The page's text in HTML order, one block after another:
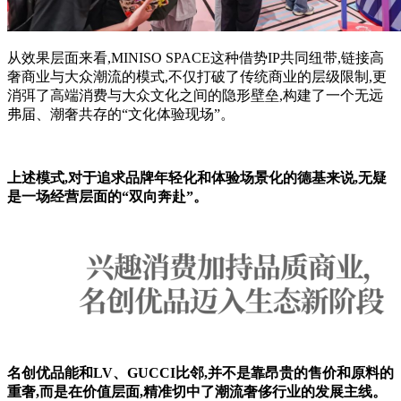
从效果层面来看,MINISO SPACE这种借势IP共同纽带,链接高
奢商业与大众潮流的模式,不仅打破了传统商业的层级限制,更
消弭了高端消费与大众文化之间的隐形壁垒,构建了一个无远
弗届、潮奢共存的“文化体验现场”。
上述模式,对于追求品牌年轻化和体验场景化的德基来说,无疑
是一场经营层面的“双向奔赴”。
名创优品能和LV、GUCCI比邻,并不是靠昂贵的售价和原料的
重奢,而是在价值层面,精准切中了潮流奢侈行业的发展主线。